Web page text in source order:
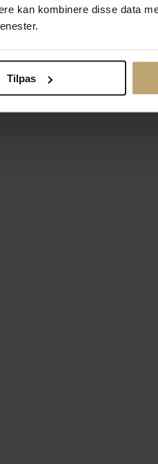
kan kombinere disse data
Tilpas
Ændr